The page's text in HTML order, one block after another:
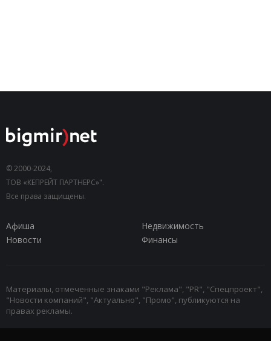
© 2000-2024,
ТОВ «КЕПРЕЙТ ПАРТНЕРС»".
Все права защищены.
Афиша
Недвижимость
Новости
Финансы
Материалы, отмеченные знаками "Реклама", "PR", "Спецпроект",
"Новости компаний", "Актуально", "Промо", публикуются на
правах рекламы.